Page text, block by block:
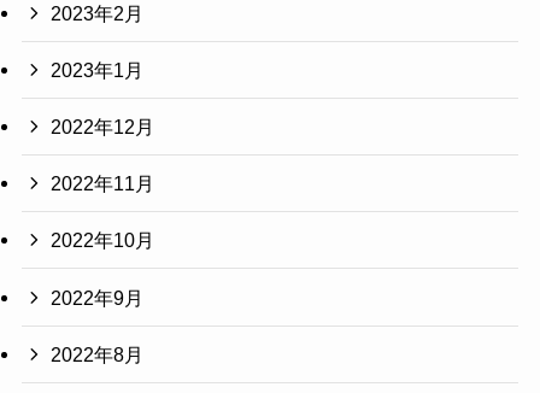
2023年2月
2023年1月
2022年12月
2022年11月
2022年10月
2022年9月
2022年8月